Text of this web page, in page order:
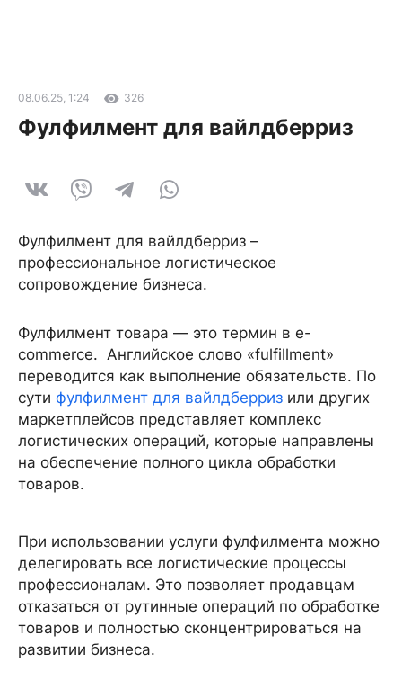
08.06.25, 1:24 326
Фулфилмент для вайлдберриз
Фулфилмент для вайлдберриз –
профессиональное логистическое
сопровождение бизнеса.
Фулфилмент товара — это термин в e-
commerce. Английское слово «fulfillment»
переводится как выполнение обязательств. По
сути фулфилмент для вайлдберриз или других
маркетплейсов представляет комплекс
логистических операций, которые направлены
на обеспечение полного цикла обработки
товаров.
При использовании услуги фулфилмента можно
делегировать все логистические процессы
профессионалам. Это позволяет продавцам
отказаться от рутинные операций по обработке
товаров и полностью сконцентрироваться на
развитии бизнеса.